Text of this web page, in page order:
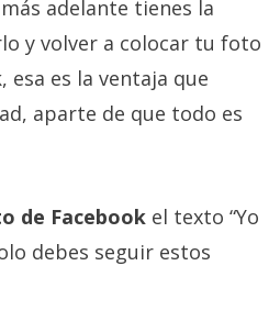
adelante tienes la
y volver a colocar tu foto
esa es la ventaja que
aparte de que todo es
de Facebook el texto “Yo
debes seguir estos